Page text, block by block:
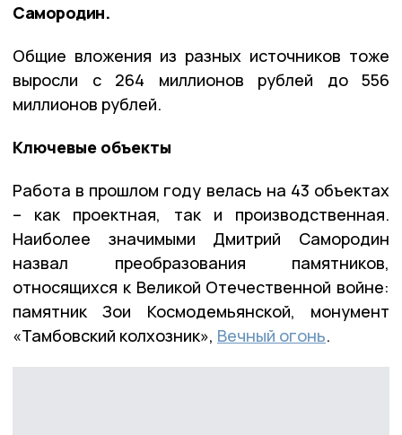
Самородин.
Общие вложения из разных источников тоже
выросли с 264 миллионов рублей до 556
миллионов рублей.
Ключевые объекты
Работа в прошлом году велась на 43 объектах
– как проектная, так и производственная.
Наиболее значимыми Дмитрий Самородин
назвал преобразования памятников,
относящихся к Великой Отечественной войне:
памятник Зои Космодемьянской, монумент
«Тамбовский колхозник», Вечный огонь.